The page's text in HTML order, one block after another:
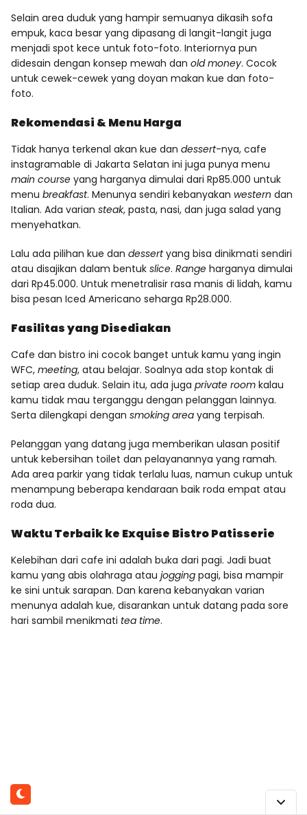
Selain area duduk yang hampir semuanya dikasih sofa
empuk, kaca besar yang dipasang di langit-langit juga
menjadi spot kece untuk foto-foto. Interiornya pun
didesain dengan konsep mewah dan old money. Cocok
untuk cewek-cewek yang doyan makan kue dan foto-
foto.
Rekomendasi & Menu Harga
Tidak hanya terkenal akan kue dan dessert-nya, cafe
instagramable di Jakarta Selatan ini juga punya menu
main course yang harganya dimulai dari Rp85.000 untuk
menu breakfast. Menunya sendiri kebanyakan western dan
Italian. Ada varian steak, pasta, nasi, dan juga salad yang
menyehatkan.
Lalu ada pilihan kue dan dessertyang bisa dinikmati sendiri
atau disajikan dalam bentuk slice. Range harganya dimulai
dari Rp45.000. Untuk menetralisir rasa manis di lidah, kamu
bisa pesan Iced Americano seharga Rp28.000.
Fasilitas yang Disediakan
Cafe dan bistro ini cocok banget untuk kamu yang ingin
WFC, meeting, atau belajar. Soalnya ada stop kontak di
setiap area duduk. Selain itu, ada juga private room kalau
kamu tidak mau terganggu dengan pelanggan lainnya.
Serta dilengkapi dengan smoking area yang terpisah.
Pelanggan yang datang juga memberikan ulasan positif
untuk kebersihan toilet dan pelayanannya yang ramah.
Ada area parkir yang tidak terlalu luas, namun cukup untuk
menampung beberapa kendaraan baik roda empat atau
roda dua.
Waktu Terbaik ke Exquise Bistro Patisserie
Kelebihan dari cafe ini adalah buka dari pagi. Jadi buat
kamu yang abis olahraga atau jogging pagi, bisa mampir
ke sini untuk sarapan. Dan karena kebanyakan varian
menunya adalah kue, disarankan untuk datang pada sore
hari sambil menikmati tea time.